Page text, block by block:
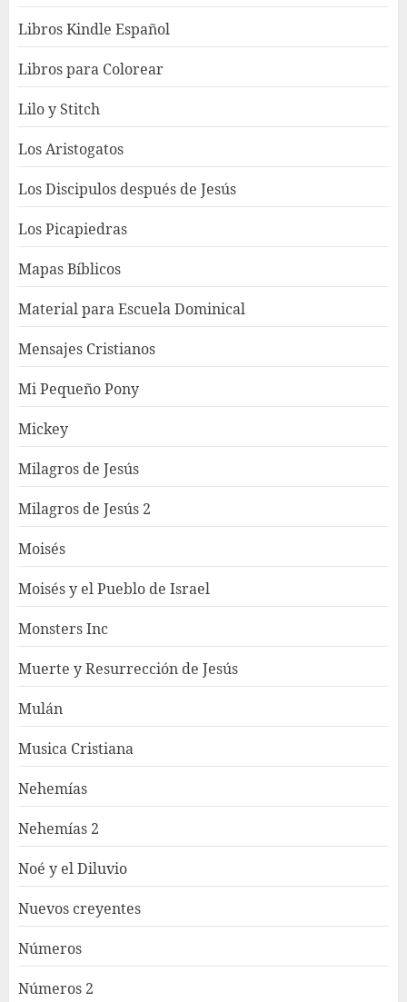
Libros Kindle Español
Libros para Colorear
Lilo y Stitch
Los Aristogatos
Los Discipulos después de Jesús
Los Picapiedras
Mapas Bíblicos
Material para Escuela Dominical
Mensajes Cristianos
Mi Pequeño Pony
Mickey
Milagros de Jesús
Milagros de Jesús 2
Moisés
Moisés y el Pueblo de Israel
Monsters Inc
Muerte y Resurrección de Jesús
Mulán
Musica Cristiana
Nehemías
Nehemías 2
Noé y el Diluvio
Nuevos creyentes
Números
Números 2